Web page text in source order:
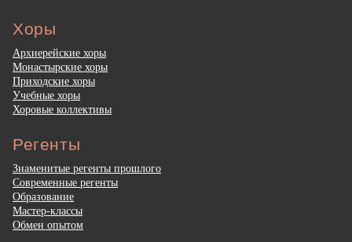
Хоры
Архиерейские хоры
Монастырские хоры
Приходские хоры
Учебные хоры
Хоровые коллективы
Регенты
Знаменитые регенты прошлого
Современные регенты
Образование
Мастер-классы
Обмен опытом